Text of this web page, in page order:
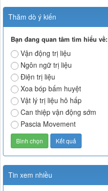
Thăm dò ý kiến
Bạn đang quan tâm tìm hiểu về:
Vận động trị liệu
Ngôn ngữ trị liệu
Điện trị liệu
Xoa bóp bấm huyệt
Vật lý trị liệu hô hấp
Can thiệp vận động sớm
Pascia Movement
Tin xem nhiều